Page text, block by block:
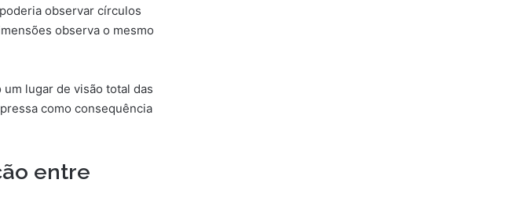
observar círculos
observa o mesmo
lugar de visão total das
como consequência
entre